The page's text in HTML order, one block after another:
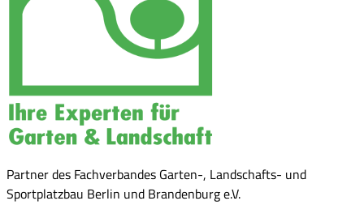
Partner des Fachverbandes Garten-, Landschafts- und
Sportplatzbau Berlin und Brandenburg e.V.